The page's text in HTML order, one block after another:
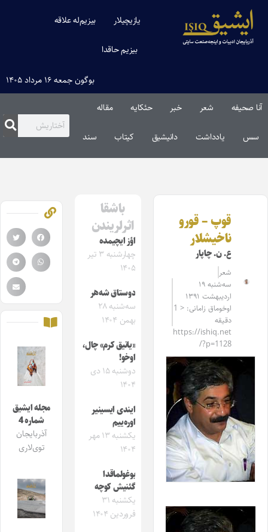
یازیچیلار بیزیم‌له علاقه
بیزیم حاقدا
بوگون جمعه ۱۶ مرداد ۱۴۰۵
آنا صحیفه شعر خبر حئکایه مقاله‌
سس یادداشت دانیشیق کیتاب سند
قوپ – قورو
ناخیشلار
ع. ن. چاپار
شعر
سه‌شنبه ۱۹
اردیبهشت ۱۳۹۱
اوخوماق زامانی: < 1
دقیقه
https://ishiq.net
/?p=1128
باشقا
اثرلریندن
اؤز ایچیمده
چهارشنبه ۳ تیر
۱۴۰۵
دوستاق شه‌هر
سه‌شنبه ۲۸
بهمن ۱۴۰۴
«یانیق کرم» چال،
اوخو!
دوشنبه ۱۵ دی
۱۴۰۴
ایندی ایسینیر
اوره‌ییم
یکشنبه ۱۳ مهر
۱۴۰۴
بوغولماقدا
گئنیش کوچه
یکشنبه ۳۱
فروردین ۱۴۰۴
مجله ایشیق
شماره 4
آذربایجان
توی‌لاری